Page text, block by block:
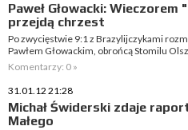
Paweł Głowacki: Wieczorem
przejdą chrzest
Po zwycięstwie 9:1 z Brazylijczykami
Pawłem Głowackim, obrońcą Stomilu
Komentarzy: 0 »
31.01.12 21:28
Michał Świderski zdaje
Małego